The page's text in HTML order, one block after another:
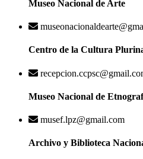
Museo Nacional de Arte
Centro de la Cultura
Museo Nacional de
musef.lpz@gmail.com
Archivo y Biblioteca